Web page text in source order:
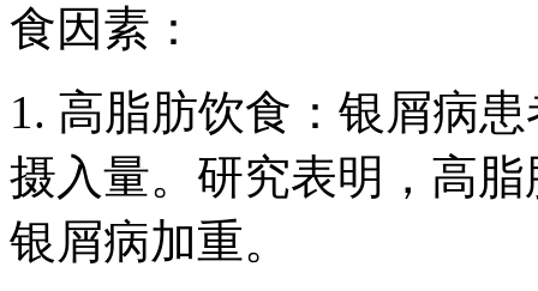
食因素：
1. 高脂肪饮食：银屑病
摄入量。研究表明，高
银屑病加重。